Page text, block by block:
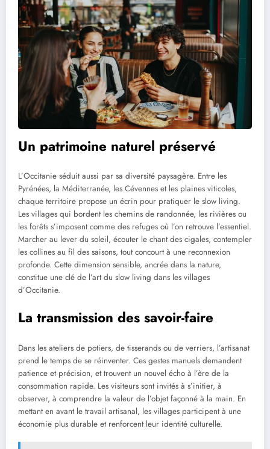
Un patrimoine naturel préservé
L’Occitanie séduit aussi par sa diversité paysagère. Entre les
Pyrénées, la Méditerranée, les Cévennes et les plaines viticoles,
chaque territoire propose un écrin pour pratiquer le slow living.
Les villages qui bordent les chemins de randonnée, les rivières ou
les forêts s’imposent comme des refuges où l’on retrouve l’essentiel.
Marcher au lever du soleil, écouter le chant des cigales, contempler
les collines au fil des saisons, tout concourt à une reconnexion
profonde. Cette dimension sensible, ancrée dans la nature,
constitue une clé de l’art du slow living dans les villages
d’Occitanie.
La transmission des savoir-faire
Dans les ateliers de potiers, de tisserands ou de verriers, l’artisanat
prend le temps de se réinventer. Ces gestes manuels demandent
patience et précision, et trouvent un nouvel écho à l’ère de la
consommation rapide. Les visiteurs sont invités à s’initier, à
observer, à comprendre la valeur de l’objet façonné à la main. En
mettant en avant le travail artisanal, les villages participent à une
économie plus durable et renforcent leur identité culturelle.